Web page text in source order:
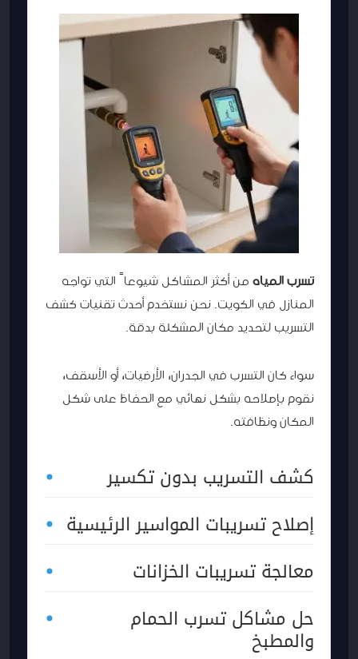
تسرب المياهمن أكثر المشاكل شيوعاً التي تواجه
المنازل في الكويت. نحن نستخدم أحدث تقنيات كشف
التسريب لتحديد مكان المشكلة بدقة.
سواء كان التسرب في الجدران، الأرضيات، أو الأسقف،
نقوم بإصلاحه بشكل نهائي مع الحفاظ على شكل
المكان ونظافته.
كشف التسريب بدون تكسير
إصلاح تسريبات المواسير الرئيسية
معالجة تسريبات الخزانات
حل مشاكل تسرب الحمام
والمطبخ